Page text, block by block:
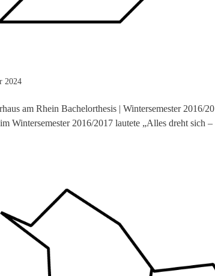
2024
am Rhein Bachelorthesis | Wintersemester 2016/
Wintersemester 2016/2017 lautete „Alles dreht sich